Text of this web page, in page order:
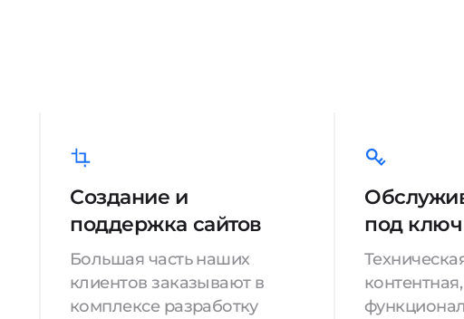
Создание и
поддержка сайтов
Большая часть наших
клиентов заказывают в
комплексе разработку
под ключ
контентная,